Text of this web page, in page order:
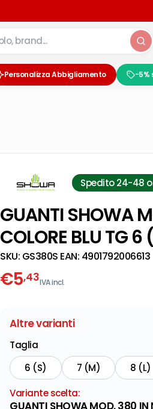
Personalizza Abbigliamento -5%
Spedito 24-48
GUANTI SHOWA
COLORE BLU TG 6
SKU: GS380S EAN: 4901792006613
€5,43IVA incl.
Altre varianti
Taglia
6 (S) 7 (M) 8 (L)
Variante scelta:
GUANTI SHOWA MOD. 380 IN